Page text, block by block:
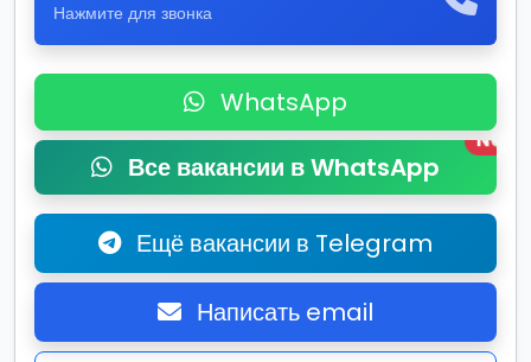
Нажмите для звонка
WhatsApp
Все вакансии в WhatsApp
New
Ещё вакансии в Telegram
Написать email